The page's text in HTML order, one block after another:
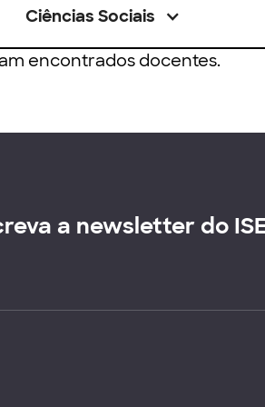
Ciências Sociais
encontrados docentes.
a newsletter do